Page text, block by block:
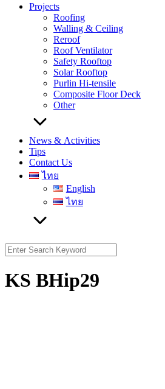
Projects
Roofing
Walling & Ceiling
Reroof
Roof Ventilator
Safety Rooftop
Solar Rooftop
Purlin Hi-tensile
Composite Floor Deck
Other
News & Activities
Tips
Contact Us
ไทย
English
ไทย
Search
for:
KS BHip29